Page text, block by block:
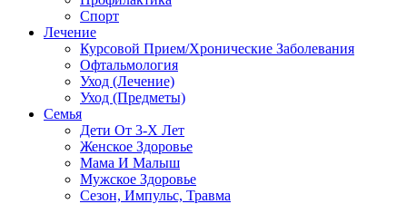
Спорт
Лечение
Курсовой Прием/Хронические Заболевания
Офтальмология
Уход (Лечение)
Уход (Предметы)
Семья
Дети От 3-Х Лет
Женское Здоровье
Мама И Малыш
Мужское Здоровье
Сезон, Импульс, Травма